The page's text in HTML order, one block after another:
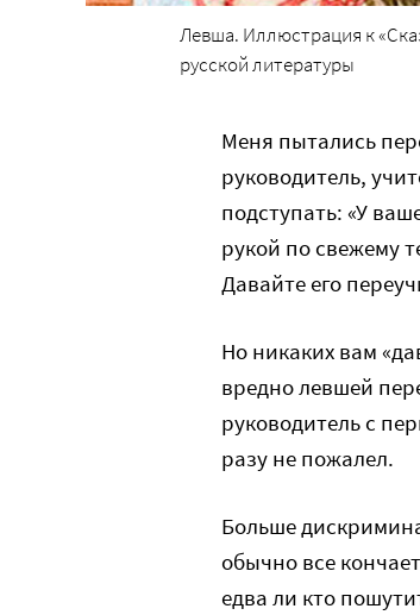
Левша. Иллюстрация к
русской литературы
Меня пытались
руководитель,
подступать: «У
рукой по свежему
Давайте его
Но никаких вам
вредно левшей
руководитель с
разу не пожалел.
Больше
обычно все
едва ли кто